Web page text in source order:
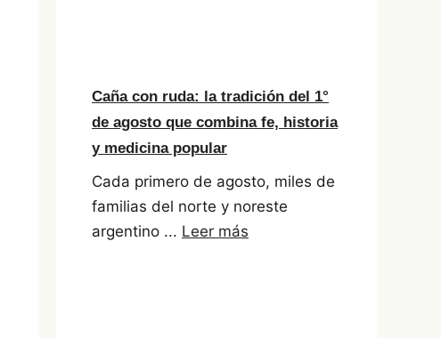
Caña con ruda: la tradición del 1°
de agosto que combina fe, historia
y medicina popular
Cada primero de agosto, miles de
familias del norte y noreste
argentino ... Leer más